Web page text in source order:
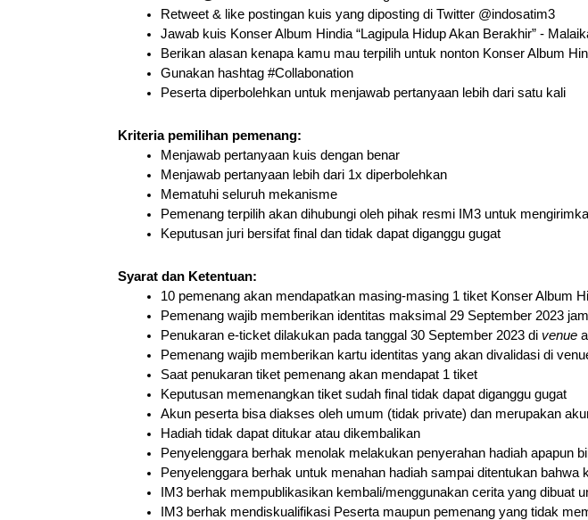
Retweet & like postingan kuis yang diposting di Twitter @indosatim3
Jawab kuis Konser Album Hindia “Lagipula Hidup Akan Berakhir” -
Berikan alasan kenapa kamu mau terpilih untuk nonton Konser Album
Gunakan hashtag #Collabonation
Peserta diperbolehkan untuk menjawab pertanyaan lebih dari satu kali
Kriteria pemilihan pemenang:
Menjawab pertanyaan kuis dengan benar
Menjawab pertanyaan lebih dari 1x diperbolehkan
Mematuhi seluruh mekanisme
Pemenang terpilih akan dihubungi oleh pihak resmi IM3 untuk
Keputusan juri bersifat final dan tidak dapat diganggu gugat
Syarat dan Ketentuan:
10 pemenang akan mendapatkan masing-masing 1 tiket Konser Album
Pemenang wajib memberikan identitas maksimal 29 September 2023
Penukaran e-ticket dilakukan pada tanggal 30 September 2023 di venue
Pemenang wajib memberikan kartu identitas yang akan divalidasi di
Saat penukaran tiket pemenang akan mendapat 1 tiket
Keputusan memenangkan tiket sudah final tidak dapat diganggu gugat
Akun peserta bisa diakses oleh umum (tidak private) dan merupakan
Hadiah tidak dapat ditukar atau dikembalikan
Penyelenggara berhak menolak melakukan penyerahan hadiah apapun
Penyelenggara berhak untuk menahan hadiah sampai ditentukan bahwa
IM3 berhak mempublikasikan kembali/menggunakan cerita yang dibuat
IM3 berhak mendiskualifikasi Peserta maupun pemenang yang tidak